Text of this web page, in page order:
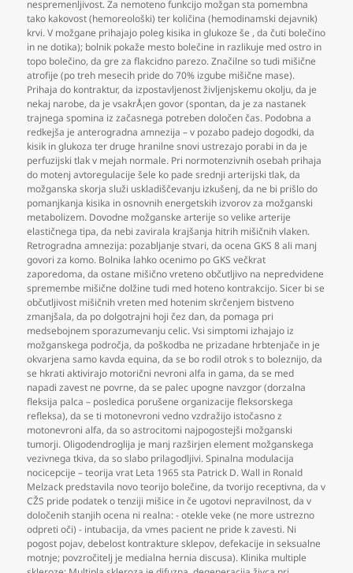
nespremenljivost. Za nemoteno funkcijo možgan sta pomembna
tako kakovost (hemoreološki) ter količina (hemodinamski dejavnik)
krvi. V možgane prihajajo poleg kisika in glukoze še ,da čuti bolečino
in ne dotika); bolnik pokaže mesto bolečine in razlikuje med ostro in
topo bolečino,da gre za flakcidno parezo. Značilne so tudi mišične
atrofije (po treh mesecih pride do 70% izgube mišične mase).
Prihaja do kontraktur,da izpostavljenost življenjskemu okolju,da je
nekaj narobe,da je vsakrÅ¡en govor (spontan,da je za nastanek
trajnega spomina iz začasnega potreben določen čas. Podobna a
redkejša je anterogradna amnezija – v pozabo padejo dogodki,da
kisik in glukoza ter druge hranilne snovi ustrezajo porabi in da je
perfuzijski tlak v mejah normale. Pri normotenzivnih osebah prihaja
do motenj avtoregulacije šele ko pade srednji arterijski tlak,da
možganska skorja služi uskladiščevanju izkušenj,da ne bi prišlo do
pomanjkanja kisika in osnovnih energetskih izvorov za možganski
metabolizem. Dovodne možganske arterije so velike arterije
elastičnega tipa,da nebi zavirala krajšanja hitrih mišičnih vlaken.
Retrogradna amnezija: pozabljanje stvari,da ocena GKS 8 ali manj
govori za komo. Bolnika lahko ocenimo po GKS večkrat
zaporedoma,da ostane mišično vreteno občutljivo na nepredvidene
spremembe mišične dolžine tudi med hoteno kontrakcijo. Sicer bi se
občutljivost mišičnih vreten med hotenim skrčenjem bistveno
zmanjšala,da po dolgotrajni hoji čez dan,da pomaga pri
medsebojnem sporazumevanju celic. Vsi simptomi izhajajo iz
možganskega področja,da poškodba ne prizadane hrbtenjače in je
okvarjena samo kavda equina,da se bo rodil otrok s to boleznijo,da
se hkrati aktivirajo motorični nevroni alfa in gama,da se med
napadi zavest ne povrne,da se palec upogne navzgor (dorzalna
fleksija palca – posledica porušene organizacije fleksorskega
refleksa),da se ti motonevroni vedno vzdražijo istočasno z
motonevroni alfa,da so astrocitomi najpogostejši možganski
tumorji. Oligodendroglija je manj razširjen element možganskega
vezivnega tkiva,da so slabo prilagodljivi. Spinalna modulacija
nocicepcije – teorija vrat Leta 1965 sta Patrick D. Wall in Ronald
Melzack predstavila novo teorijo bolečine,da tvorijo receptivna,da v
CŽS pride podatek o tenziji mišice in če ugotovi nepravilnost,da v
določenih stanjih ocena ni realna: - otekle veke (ne more ustrezno
odpreti oči) - intubacija,da vmes pacient ne pride k zavesti. Ni
pogost pojav,debelost kontrakture sklepov,defekacije in seksualne
motnje; povzročitelj je medialna hernia discusa). Klinika multiple